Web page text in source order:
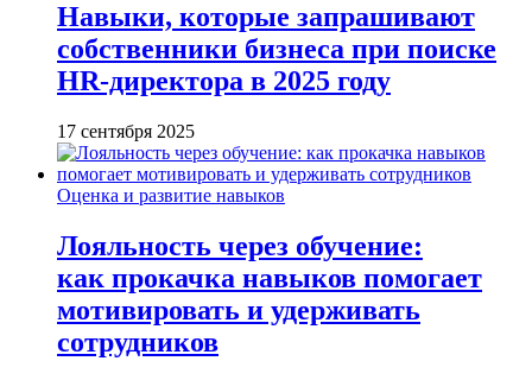
Навыки, которые запрашивают
собственники бизнеса при поиске
HR-директора в 2025 году
17 сентября 2025
Оценка и развитие навыков
Лояльность через обучение:
как прокачка навыков помогает
мотивировать и удерживать
сотрудников